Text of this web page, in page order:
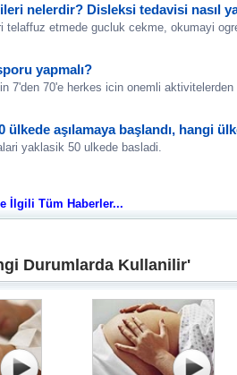
nelerdir? Disleksi tedavisi nasıl
telaffuz etmede gucluk cekme, okumayi
yapmalı?
7'den 70'e herkes icin onemli aktivitelerden
ülkede aşılamaya başlandı, hangi
yaklasik 50 ulkede basladi.
İlgili Tüm Haberler...
Durumlarda Kullanilir'